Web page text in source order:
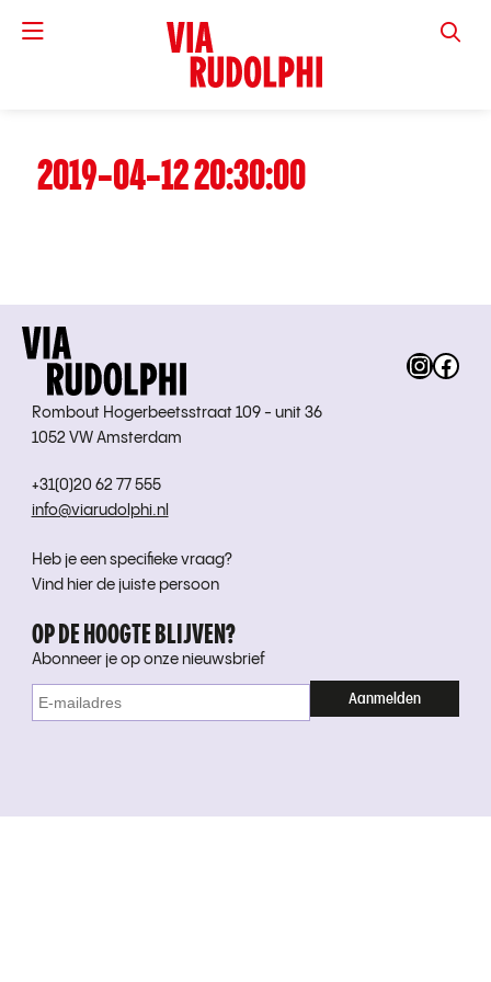
VIA
2019-04-12 20:30:00
Rombout Hogerbeetsstraat 109 - unit 36
1052 VW Amsterdam
+31(0)20 62 77 555
info@viarudolphi.nl
Heb je een specifieke vraag?
Vind hier de juiste persoon
OP DE HOOGTE BLIJVEN?
Abonneer je op onze nieuwsbrief